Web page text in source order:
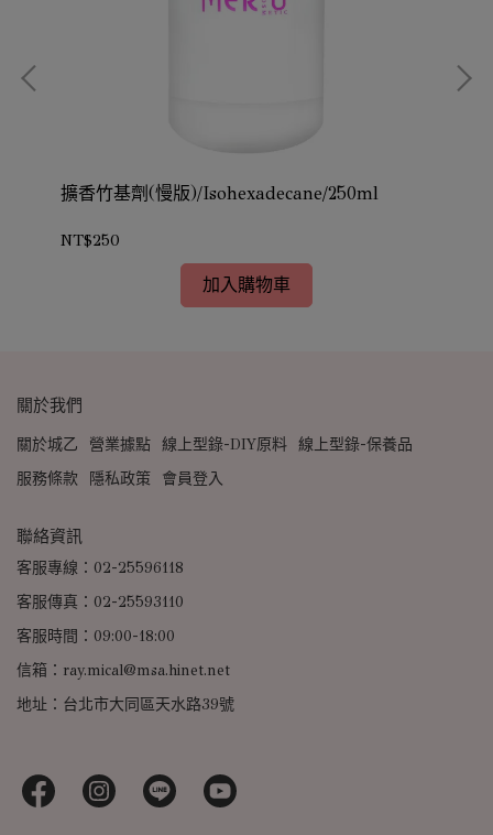
擴香竹基劑(慢版)/Isohexadecane/250ml
NT$250
加入購物車
關於我們
關於城乙 營業據點 線上型錄-DIY原料 線上型錄-保養品
服務條款
隱私政策 會員登入
聯絡資訊
客服專線：02-25596118
客服傳真：02-25593110
客服時間：09:00-18:00
信箱：ray.mical@msa.hinet.net
地址：台北市大同區天水路39號